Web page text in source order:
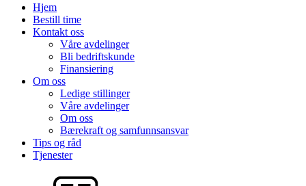
Hjem
Bestill time
Kontakt oss
Våre avdelinger
Bli bedriftskunde
Finansiering
Om oss
Ledige stillinger
Våre avdelinger
Om oss
Bærekraft og samfunnsansvar
Tips og råd
Tjenester